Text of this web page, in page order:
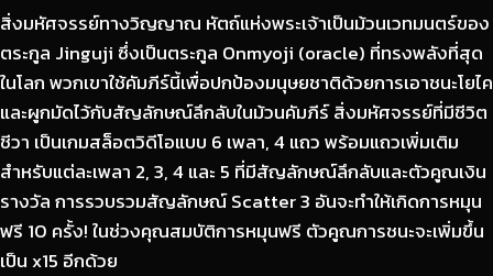
สิ่งมหัศจรรย์ทางวิญญาณ หัตถ์แห่งพระเจ้าเป็นม้วนเวทมนตร์ของ
ตระกูล Jinguji ซึ่งเป็นตระกูล Onmyoji (oracle) ที่ทรงพลังที่สุด
ในโลก พวกเขาใช้คัมภีร์นี้เพื่อปกป้องมนุษยชาติด้วยการเอาชนะโยไค
และผูกมัดไว้กับสัญลักษณ์ลึกลับในม้วนคัมภีร์ สิ่งมหัศจรรย์ที่มีชีวิต
ชีวา เป็นเกมสล็อตวิดีโอแบบ 6 เพลา, 4 แถว พร้อมแถวเพิ่มเติม
สำหรับแต่ละเพลา 2, 3, 4 และ 5 ที่มีสัญลักษณ์ลึกลับและตัวคูณเงิน
รางวัล การรวบรวมสัญลักษณ์ Scatter 3 อันจะทำให้เกิดการหมุน
ฟรี 10 ครั้ง! ในช่วงคุณสมบัติการหมุนฟรี ตัวคูณการชนะจะเพิ่มขึ้น
เป็น x15 อีกด้วย